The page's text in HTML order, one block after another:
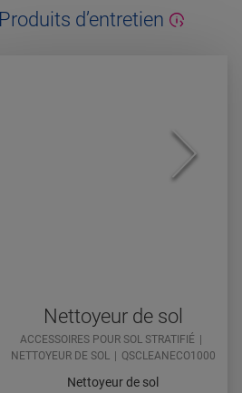
Produits d’entretien
Nettoyeur de sol
ACCESSOIRES POUR SOL STRATIFIÉ
NETTOYEUR DE SOL
QSCLEANECO1000
Nettoyeur de sol